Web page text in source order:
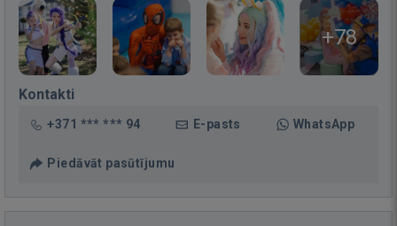
+78
Kontakti
+371 *** *** 94 E-pasts WhatsApp
Piedāvāt pasūtījumu